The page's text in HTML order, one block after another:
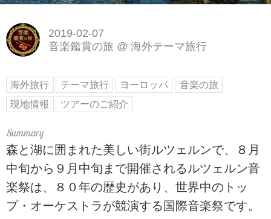
2019-02-07
音楽鑑賞の旅 @ 海外テーマ旅行
海外旅行 テーマ旅行 ヨーロッパ
音楽の旅
現地情報
ツアーのご紹介
森と湖に囲まれた美しい街ルツェルンで、８月
中旬から９月中旬まで開催されるルツェルン音
楽祭は、８０年の歴史があり、世界中のトッ
プ・オーケストラが競演する国際音楽祭です。